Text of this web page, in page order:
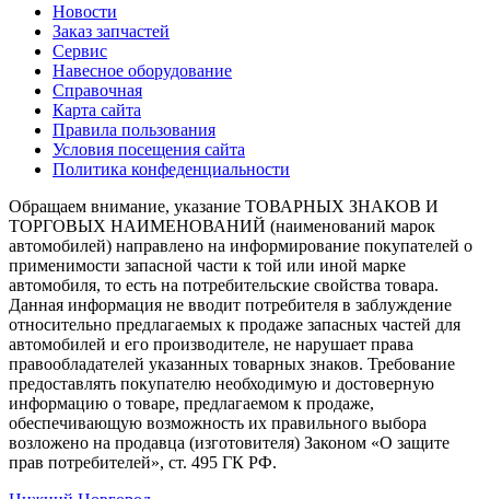
Новости
Заказ запчастей
Сервис
Навесное оборудование
Справочная
Карта сайта
Правила пользования
Условия посещения сайта
Политика конфеденциальности
Обращаем внимание, указание ТОВАРНЫХ ЗНАКОВ И
ТОРГОВЫХ НАИМЕНОВАНИЙ (наименований марок
автомобилей) направлено на информирование покупателей о
применимости запасной части к той или иной марке
автомобиля, то есть на потребительские свойства товара.
Данная информация не вводит потребителя в заблуждение
относительно предлагаемых к продаже запасных частей для
автомобилей и его производителе, не нарушает права
правообладателей указанных товарных знаков. Требование
предоставлять покупателю необходимую и достоверную
информацию о товаре, предлагаемом к продаже,
обеспечивающую возможность их правильного выбора
возложено на продавца (изготовителя) Законом «О защите
прав потребителей», ст. 495 ГК РФ.